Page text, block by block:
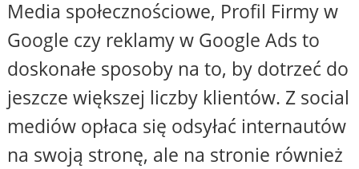
Media społecznościowe, Profil Firmy w
Google czy reklamy w Google Ads to
doskonałe sposoby na to, by dotrzeć do
jeszcze większej liczby klientów. Z social
mediów opłaca się odsyłać internautów
na swoją stronę, ale na stronie również